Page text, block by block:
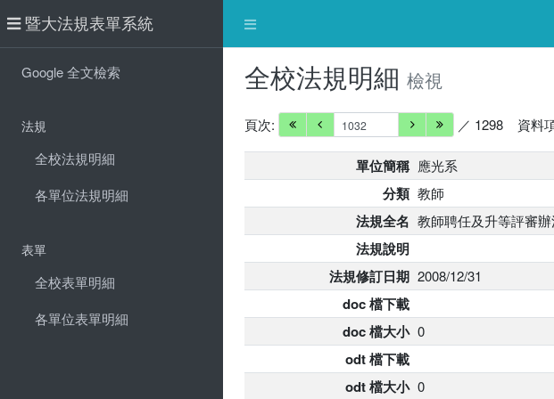
暨大法規表單系統
Google 全文檢索
法規
全校法規明細
各單位法規明細
表單
全校表單明細
各單位表單明細
全校法規明細 檢視
頁次: ／ 1298 資料
單位簡稱 應光系
分類 教師
法規全名 教師聘任及升等評審
法規說明
法規修訂日期 2008/12/31
doc 檔下載
doc 檔大小 0
odt 檔下載
odt 檔大小 0